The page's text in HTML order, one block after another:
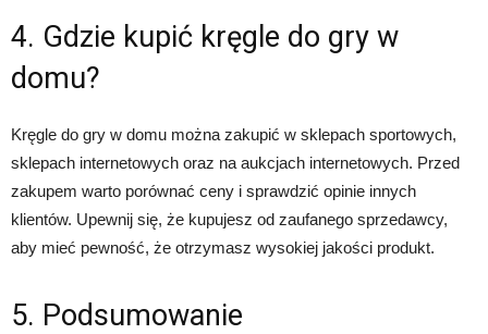
4. Gdzie kupić kręgle do gry w
domu?
Kręgle do gry w domu można zakupić w sklepach sportowych,
sklepach internetowych oraz na aukcjach internetowych. Przed
zakupem warto porównać ceny i sprawdzić opinie innych
klientów. Upewnij się, że kupujesz od zaufanego sprzedawcy,
aby mieć pewność, że otrzymasz wysokiej jakości produkt.
5. Podsumowanie